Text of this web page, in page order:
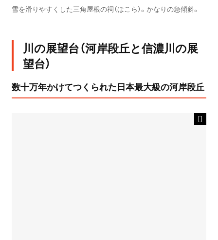
雪を滑りやすくした三角屋根の祠（ほこら）。かなりの急傾斜。
川の展望台（河岸段丘と信濃川の展
望台）
数十万年かけてつくられた日本最大級の河岸段丘